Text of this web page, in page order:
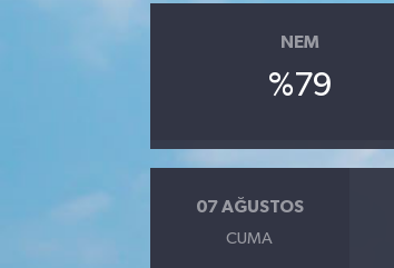
NEM
%79
07 AĞUSTOS
CUMA